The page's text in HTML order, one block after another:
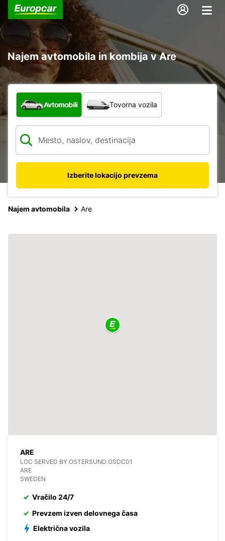
Najem avtomobila in kombija v Are
Katera vrsta vozila?
Avtomobili Tovorna vozila
Izberite lokacijo prevzema
Najem avtomobila Are
ARE
LOC SERVED BY OSTERSUND OSDC01
ARE
SWEDEN
Vračilo 24/7
Prevzem izven delovnega časa
Električna vozila